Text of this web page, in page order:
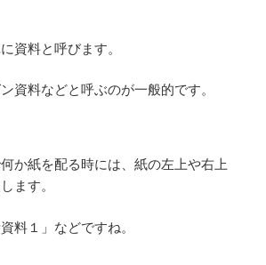
資料と呼びます。
資料などと呼ぶのが一般的です。
か紙を配る時には、紙の左上や右上
ます。
料１」などですね。